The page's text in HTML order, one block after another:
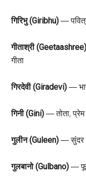
गिरिभु (Giribhu) ―
गीताश्री (Geetaashree)
गीता
गिरदेवी (Giradevi) ―
गिनी (Gini) ― तोता, प्रेम
गुलीन (Guleen) ― सुंदर
गुलबानो (Gulbano) ―